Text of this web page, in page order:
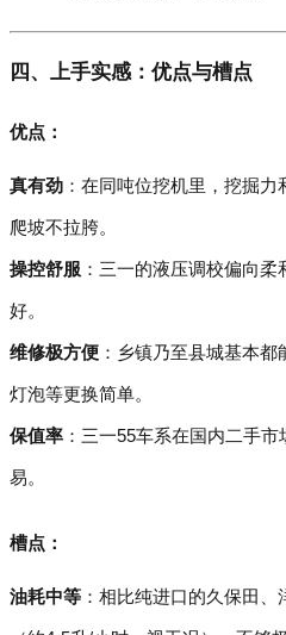
四、上手实感：优点与槽点
优点：
真有劲 ：在同吨位挖机里，挖掘力
爬坡不拉胯。
操控舒服 ：三一的液压调校偏向
好。
维修极方便 ：乡镇乃至县城基本都
灯泡等更换简单。
保值率 ：三一55车系在国内二手
易。
槽点：
油耗中等 ：相比纯进口的久保田